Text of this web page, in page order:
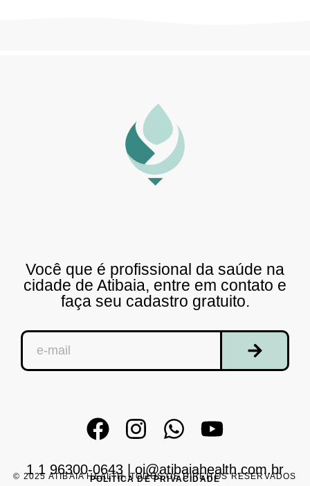
Você que é profissional da saúde na
cidade de Atibaia, entre em contato e
faça seu cadastro gratuito.
1 1 96300-0643 |oi@atibaiahealth.com.br
© 2025 ATIBAIA HEALTH. TODOS OS DIREITOS RESERVADOS
POLÍTICA DE PRIVACIDADE